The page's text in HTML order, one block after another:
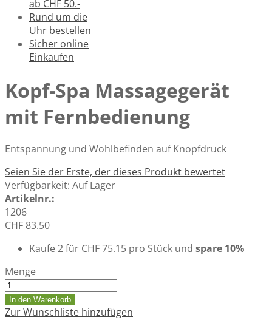
ab CHF 50.-
Rund um die
Uhr bestellen
Sicher online
Einkaufen
Kopf-Spa Massagegerät
mit Fernbedienung
Entspannung und Wohlbefinden auf Knopfdruck
Seien Sie der Erste, der dieses Produkt bewertet
Verfügbarkeit: Auf Lager
Artikelnr.:
1206
CHF 83.50
Kaufe 2 für CHF 75.15 pro Stück und spare 10%
Menge
In den Warenkorb
Zur Wunschliste hinzufügen